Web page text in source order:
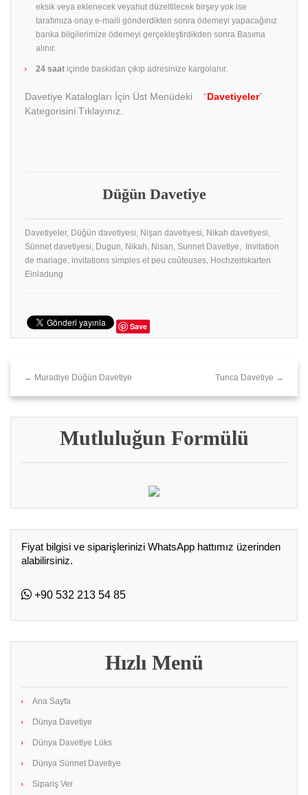
eksik veya eklenecek veyahut düzeltilecek birşey yok ise
tarafımıza onay e-maili gönderdikten sonra ödemeyi yapacağınız
banka bilgilerimize ödemeyi gerçekleştirdikden sonra Basıma
alınır.
24 saat içinde baskıdan çıkıp adresinize kargolanır.
Davetiye Katalogları İçin Üst Menüdeki “Davetiyeler”
Kategorisini Tıklayınız.
Düğün Davetiye
Davetiyeler, Düğün davetiyesi, Nişan davetiyesi, Nikah davetiyesi,
Sünnet davetiyesi, Dugun, Nikah, Nisan, Sunnet Davetiye, Invitation
de mariage, invitations simples et peu coûteuses, Hochzeitskarten
Einladung
Save
← Muradiye Düğün Davetiye Tunca Davetiye →
Mutluluğun Formülü
Fiyat bilgisi ve siparişlerinizi WhatsApp hattımız üzerinden
alabilirsiniz.
+90 532 213 54 85
Hızlı Menü
Ana Sayfa
Dünya Davetiye
Dünya Davetiye Lüks
Dünya Sünnet Davetiye
Sipariş Ver